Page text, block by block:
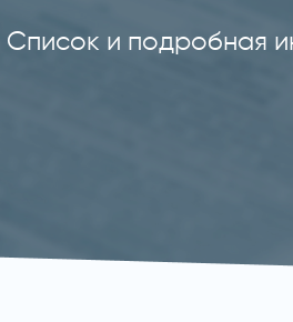
Список и подробная